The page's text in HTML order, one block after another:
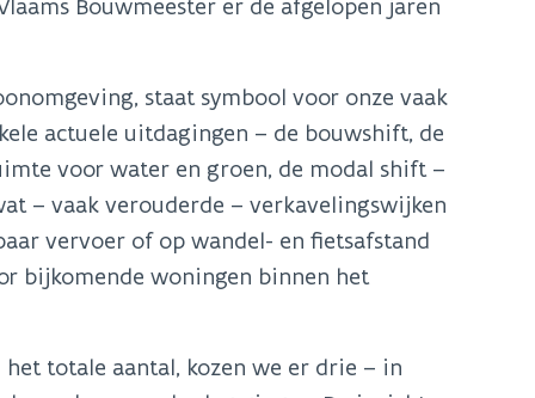
Bouwmeester er de afgelopen jaren
staat symbool voor onze vaak
actuele uitdagingen – de bouwshift, de
voor water en groen, de modal shift –
– vaak verouderde – verkavelingswijken
vervoer of op wandel- en fietsafstand
bijkomende woningen binnen het
het totale aantal, kozen we er drie – in